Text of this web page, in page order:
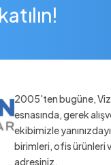
2005'ten bugüne,
esnasında, gerek
ekibimizle
birimleri, ofis ürünleri
adresiniz.